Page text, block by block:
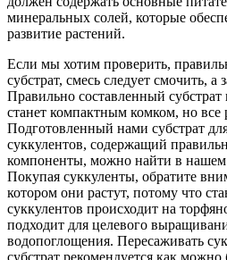
минеральных солей, которые
развитие растений.
Если мы хотим проверить,
субстрат, смесь следует смочить, а
Правильно составленный субстрат
станет компактным комком, но все
Подготовленный нами субстрат
суккулентов, содержащий
компоненты, можно найти в
Покупая суккуленты, обратите
котором они растут, потому что
суккулентов происходит на
подходит для целевого
водопоглощения. Пересаживать
субстрат рекомендуется как